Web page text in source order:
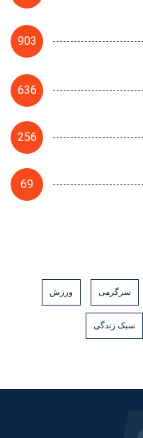
903
636
256
69
سرگرمی ورزش
سبک زندگی